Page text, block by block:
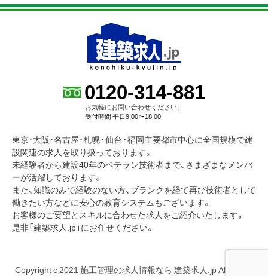
0120-314-881
お気軽にお問い合わせください。
受付時間 平日9:00〜18:00
東京･大阪･名古屋･札幌・仙台・福岡主要都市中心に全国規模で建
設関連の求人を取り扱っております。
未経験者から建設40年のベテラン技術者まで、さまざまなメンバ
ーが活躍しております。
また、知識のみで経験のない方、ブランクを経て再び技術者として
働きたい方などに安心の教育システムもございます。
お客様のご要望とスキルに合わせた求人をご紹介いたします。
是非「建築求人.jp」にお任せください。
Copyright c 2021 施工管理の求人情報なら 建築求人.jp All Rights